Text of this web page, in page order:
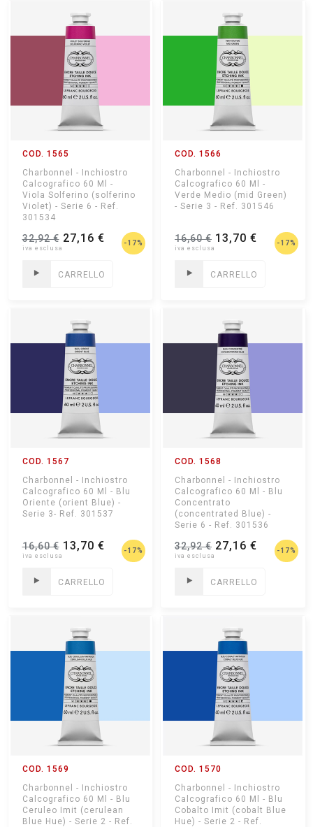
COD. 1565
Charbonnel - Inchiostro
Calcografico 60 Ml -
Viola Solferino (solferino
Violet) - Serie 6 - Ref.
301534
32,92 €27,16 € -17%
CARRELLO
COD. 1566
Charbonnel - Inchiostro
Calcografico 60 Ml -
Verde Medio (mid Green)
- Serie 3 - Ref. 301546
16,60 € 13,70 € -17%
CARRELLO
COD. 1567
Charbonnel - Inchiostro
Calcografico 60 Ml - Blu
Oriente (orient Blue) -
Serie 3- Ref. 301537
16,60 €13,70 € -17%
CARRELLO
COD. 1568
Charbonnel - Inchiostro
Calcografico 60 Ml - Blu
Concentrato
(concentrated Blue) -
Serie 6 - Ref. 301536
32,92 € 27,16 € -17%
CARRELLO
COD. 1569
Charbonnel - Inchiostro
Calcografico 60 Ml - Blu
Ceruleo Imit (cerulean
Blue Hue) - Serie 2 - Ref.
COD. 1570
Charbonnel - Inchiostro
Calcografico 60 Ml - Blu
Cobalto Imit (cobalt Blue
Hue) - Serie 2 - Ref.